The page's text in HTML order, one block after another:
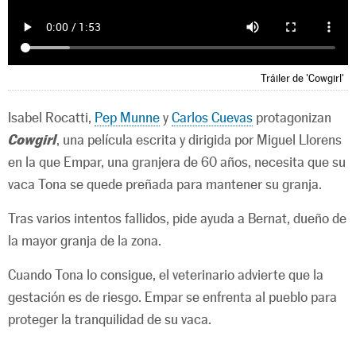
Tráiler de 'Cowgirl'
Isabel Rocatti, Pep Munne y Carlos Cuevas protagonizan
Cowgirl, una película escrita y dirigida por Miguel Llorens
en la que Empar, una granjera de 60 años, necesita que su
vaca Tona se quede preñada para mantener su granja.
Tras varios intentos fallidos, pide ayuda a Bernat, dueño de
la mayor granja de la zona.
Cuando Tona lo consigue, el veterinario advierte que la
gestación es de riesgo. Empar se enfrenta al pueblo para
proteger la tranquilidad de su vaca.